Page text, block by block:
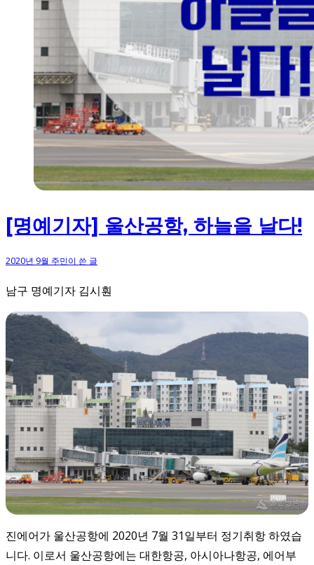
[명예기자] 울산공항, 하늘을 날다!
2020년 9월 주민이 쓴 글
남구 명예기자 김시훤
진에어가 울산공항에 2020년 7월 31일부터 정기취항 하였습
니다. 이로서 울산공항에는 대한항공, 아시아나항공, 에어부